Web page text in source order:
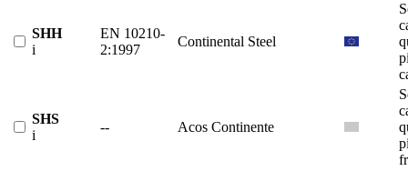
SHH
i
EN 10210-
2:1997
Continental Steel
SHS
i
-- Acos Continente